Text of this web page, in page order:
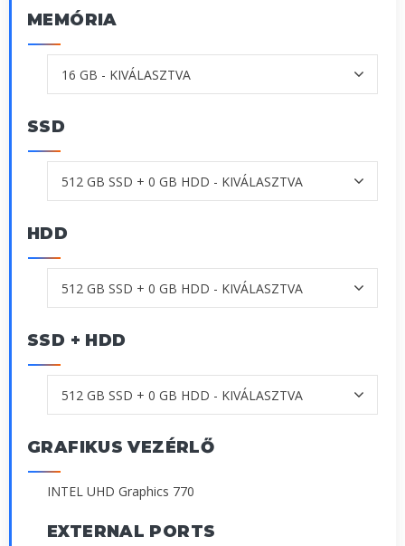
MEMÓRIA
SSD
HDD
SSD + HDD
GRAFIKUS VEZÉRLŐ
INTEL UHD Graphics 770
EXTERNAL PORTS